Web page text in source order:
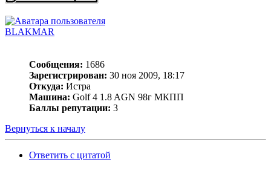
BLAKMAR
Сообщения: 1686
Зарегистрирован: 30 ноя 2009, 18:17
Откуда: Истра
Машина: Golf 4 1.8 AGN 98г МКПП
Баллы репутации: 3
Вернуться к началу
Ответить с цитатой